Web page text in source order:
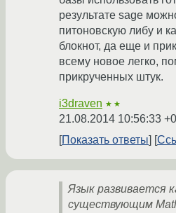
результате sage
питоновскую либу и
блокнот, да еще и
всему новое легко,
прикрученных штук.
i3draven ★★
21.08.2014 10:56:33
Показать ответы
Язык развивается
существующим